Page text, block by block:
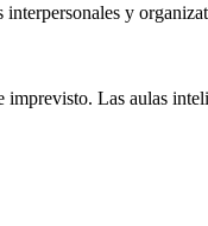
y
Las aulas